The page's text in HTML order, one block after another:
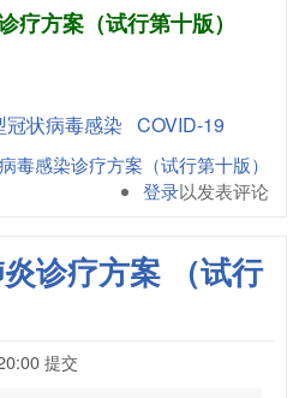
疗方案（试行第十版）
冠状病毒感染 COVID-19
毒感染诊疗方案（试行第十版）
登录以发表评论
诊疗方案 （试行
提交